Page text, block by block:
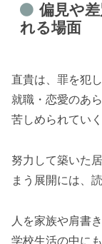
偏見や
れる場面
直貴は、罪を犯
就職・恋愛のあ
苦しめられていく
努力して築いた
まう展開には、
人を家族や肩書
学校生活の中に